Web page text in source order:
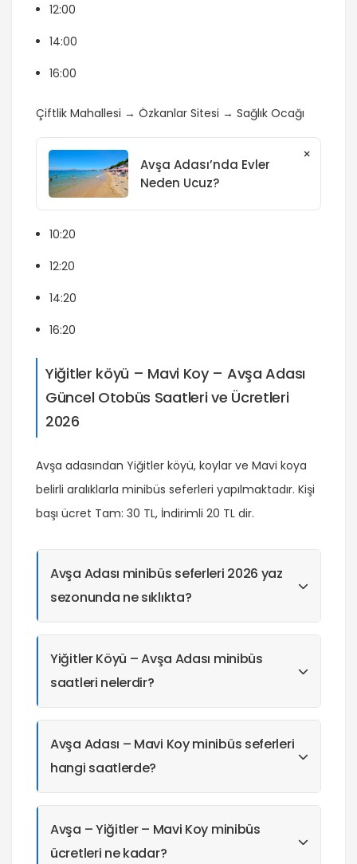
12:00
14:00
16:00
Çiftlik Mahallesi → Özkanlar Sitesi → Sağlık Ocağı
Avşa Adası’nda Evler
Neden Ucuz?
×
10:20
12:20
14:20
16:20
Yiğitler köyü – Mavi Koy – Avşa Adası
Güncel Otobüs Saatleri ve Ücretleri
2026
Avşa adasından Yiğitler köyü, koylar ve Mavi koya
belirli aralıklarla minibüs seferleri yapılmaktadır. Kişi
başı ücret Tam: 30 TL, İndirimli 20 TL dir.
Avşa Adası minibüs seferleri 2026 yaz
sezonunda ne sıklıkta?
Yiğitler Köyü – Avşa Adası minibüs
saatleri nelerdir?
Avşa Adası – Mavi Koy minibüs seferleri
hangi saatlerde?
Avşa – Yiğitler – Mavi Koy minibüs
ücretleri ne kadar?